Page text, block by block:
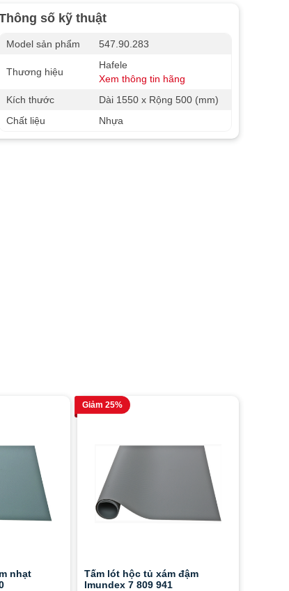
số kỹ thuật
Model sản phẩm 547.90.283
Thương hiệu
Hafele
Xem thông tin hãng
Kích thước
Dài 1550 x Rộng 500 (mm)
Chất liệu
Nhựa
nhạt
Giảm 25%
Tấm lót hộc tủ xám đậm
Imundex 7 809 941